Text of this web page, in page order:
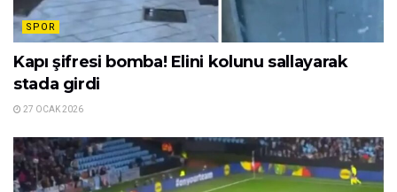
SPOR
Kapı şifresi bomba! Elini kolunu sallayarak
stada girdi
27 OCAK 2026